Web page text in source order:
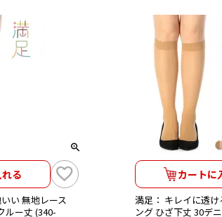
る
い 無地レース
ルー丈 (340-
カートに
満足： キレイに透
ング ひざ下丈 30デ